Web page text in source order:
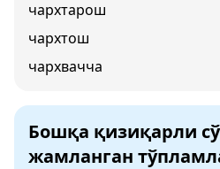
чархтарош
чархтош
чархвачча
Бошқа қизиқарли
жамланган